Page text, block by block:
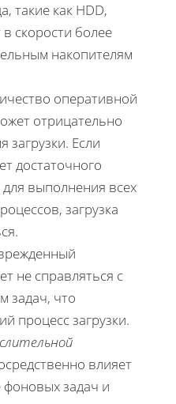
такие как HDD,
скорости более
накопителям
оперативной
отрицательно
загрузки. Если
достаточного
выполнения всех
загрузка
не справляться с
задач, что
процесс загрузки.
влияет
задач и